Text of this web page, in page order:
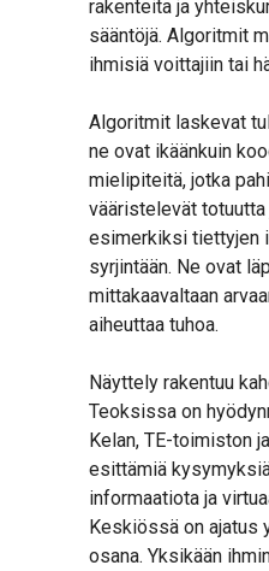
rakenteita ja
sääntöjä. Algoritmit
ihmisiä voittajiin tai
Algoritmit laskevat
ne ovat ikäänkuin
mielipiteitä, jotka
vääristelevät totuutta
esimerkiksi tiettyjen
syrjintään. Ne ovat
mittakaavaltaan
aiheuttaa tuhoa.
Näyttely rakentuu
Teoksissa on
Kelan, TE-toimiston
esittämiä
informaatiota ja
Keskiössä on ajatus
osana. Yksikään